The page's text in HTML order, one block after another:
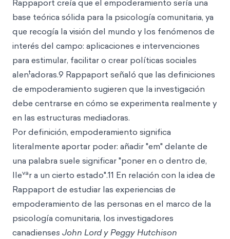
Rappaport creía que el empoderamiento sería una
base teórica sólida para la psicología comunitaria, ya
que recogía la visión del mundo y los fenómenos de
interés del campo: aplicaciones e intervenciones
para estimular, facilitar o crear políticas sociales
alentadoras.9 Rappaport señaló que las definiciones
de empoderamiento sugieren que la investigación
debe centrarse en cómo se experimenta realmente y
en las estructuras mediadoras.
Por definición, empoderamiento significa
literalmente aportar poder: añadir "em" delante de
una palabra suele significar "poner en o dentro de,
llevar a un cierto estado".11 En relación con la idea de
Rappaport de estudiar las experiencias de
empoderamiento de las personas en el marco de la
psicología comunitaria, los investigadores
canadienses John Lord y Peggy Hutchison